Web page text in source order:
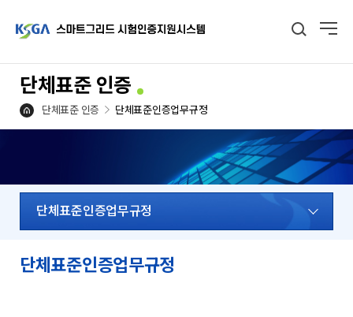
단체표준 인증
단체표준 인증 단체표준인증업무규정
단체표준인증업무규정
단체표준인증업무규정